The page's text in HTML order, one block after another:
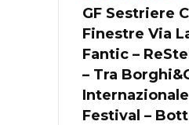
GF Sestriere
Finestre Via
Fantic –
– Tra
Festival –